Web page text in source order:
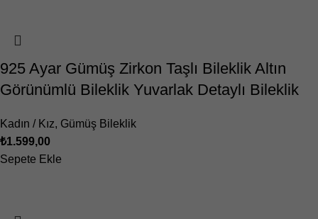
925 Ayar Gümüş Zirkon Taşlı Bileklik Altın
Görünümlü Bileklik Yuvarlak Detaylı Bileklik
Kadın / Kız, Gümüş Bileklik
₺1.599,00
Sepete Ekle